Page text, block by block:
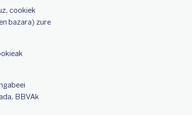
cookiek
bazara) zure
BBVAk